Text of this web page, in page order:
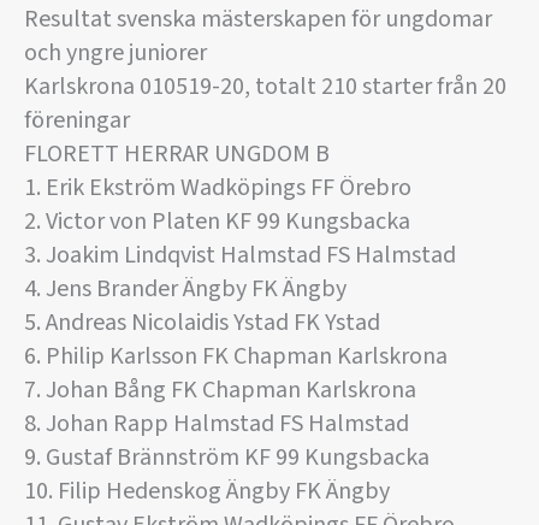
Resultat svenska mästerskapen för ungdomar
och yngre juniorer
Karlskrona 010519-20, totalt 210 starter från 20
föreningar
FLORETT HERRAR UNGDOM B
1. Erik Ekström Wadköpings FF Örebro
2. Victor von Platen KF 99 Kungsbacka
3. Joakim Lindqvist Halmstad FS Halmstad
4. Jens Brander Ängby FK Ängby
5. Andreas Nicolaidis Ystad FK Ystad
6. Philip Karlsson FK Chapman Karlskrona
7. Johan Bång FK Chapman Karlskrona
8. Johan Rapp Halmstad FS Halmstad
9. Gustaf Brännström KF 99 Kungsbacka
10. Filip Hedenskog Ängby FK Ängby